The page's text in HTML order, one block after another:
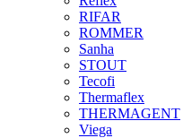
RIFAR
ROMMER
Sanha
STOUT
Tecofi
Thermaflex
THERMAGENT
Viega